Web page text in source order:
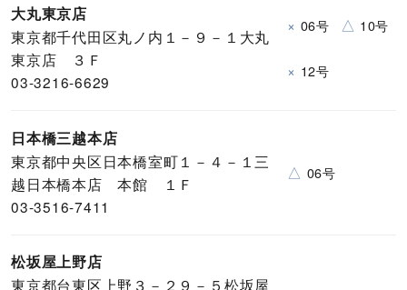
大丸東京店
東京都千代田区丸ノ内１－９－１大丸
東京店 ３Ｆ
03-3216-6629
× 06号 △ 10号
× 12号
日本橋三越本店
東京都中央区日本橋室町１－４－１三
越日本橋本店 本館 １Ｆ
03-3516-7411
△ 06号
松坂屋上野店
東京都台東区上野３－２９－５松坂屋